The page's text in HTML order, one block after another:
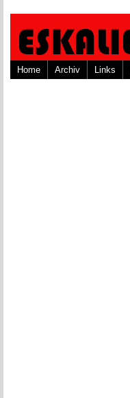
Home Archiv Links